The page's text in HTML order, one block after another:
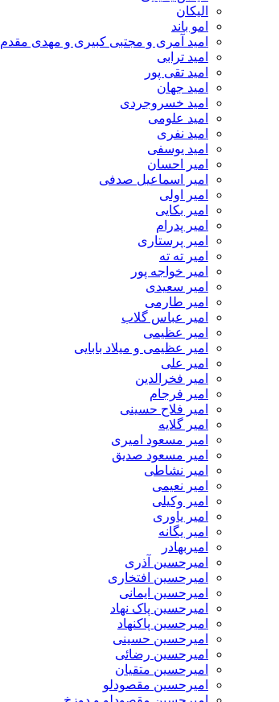
الیکان
امو باند
امید آمری و مجتبی کبیری و مهدى مقدم
امید ترابی
امید تقی پور
امید جهان
امید خسروجردی
امید علومی
امید نفری
امید یوسفی
امیر احسان
امیر اسماعیل صدفی
امیر اولی
امیر بکایی
امیر پدرام
امیر پرستاری
امیر ته ته
امیر خواجه پور
امیر سعیدی
امیر طارمی
امیر عباس گلاب
امیر عظیمی
امیر عظیمی و میلاد بابایی
امیر علی
امیر فخرالدین
امیر فرجام
امیر فلاح حسینی
امیر گلایه
امیر مسعود امیری
امیر مسعود صدیق
امیر نشاطی
امیر نعیمی
امیر وکیلی
امیر یاوری
امیر یگانه
امیربهادر
امیرحسین آذری
امیرحسین افتخاری
امیرحسین ایمانی
امیرحسین پاک نهاد
امیرحسین پاکنهاد
امیرحسین حسینی
امیرحسین رضائی
امیرحسین متقیان
امیرحسین مقصودلو